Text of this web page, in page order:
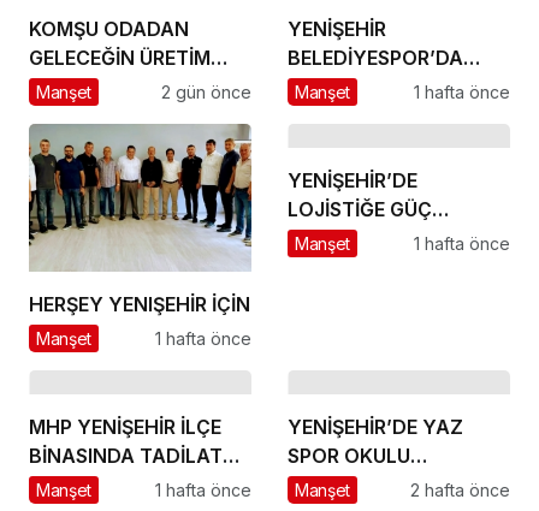
KOMŞU ODADAN
GELECEĞİN ÜRETİM
ÜSSÜ YESAN’A
Manşet 2 gün önce
YENİŞEHİR
BELEDİYESPOR’DA
GÜÇLÜ YÖNETİM,
Manşet 1 hafta önce
HERŞEY YENIŞEHİR İÇİN
Manşet 1 hafta önce
YENİŞEHİR’DE
LOJİSTİĞE GÜÇ
KATACAK ADIM
Manşet 1 hafta önce
MHP YENİŞEHİR İLÇE
BİNASINDA TADİLAT
BAŞLADI
Manşet 1 hafta önce
YENİŞEHİR’DE YAZ
SPOR OKULU
HEYECANI BAŞLADI
Manşet 2 hafta önce